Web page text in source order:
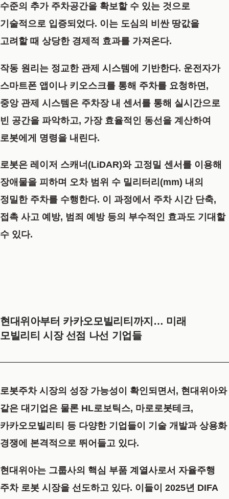
수준의 추가 주차공간을 확보할 수 있는 것으로
기술적으로 입증되었다. 이는 도심의 비싼 땅값을
고려할 때 상당한 경제적 효과를 가져온다.
작동 원리는 정교한 관제 시스템에 기반한다. 운전자가
스마트폰 앱이나 키오스크를 통해 주차를 요청하면,
중앙 관제 시스템은 주차장 내 센서를 통해 실시간으로
빈 공간을 파악하고, 가장 효율적인 동선을 계산하여
로봇에게 명령을 내린다.
로봇은 레이저 스캐너(LiDAR)와 고정밀 센서를 이용해
장애물을 피하며 오차 범위 수 밀리터리(mm) 내의
정밀한 주차를 수행한다. 이 과정에서 주차 시간 단축,
접촉 사고 예방, 범죄 예방 등의 부수적인 효과도 기대할
수 있다.
현대위아부터 카카오모빌리티까지… 미래
모빌리티 시장 선점 나선 기업들
로봇주차 시장의 성장 가능성이 확인되면서, 현대위아와
같은 대기업은 물론 HL로보틱스, 마로로봇테크,
카카오모빌리티 등 다양한 기업들이 기술 개발과 상용화
경쟁에 본격적으로 뛰어들고 있다.
현대위아는 그룹사의 핵심 부품 계열사로서 자율주행
주차 로봇 시장을 선도하고 있다. 이들이 2025년 DIFA